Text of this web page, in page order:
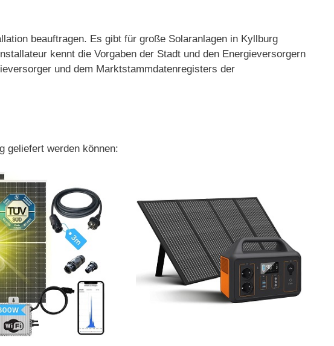
beauftragen. Es gibt für große Solaranlagen in Kyllburg
kennt die Vorgaben der Stadt und den Energieversorgern
und dem Marktstammdatenregisters der
geliefert werden können: